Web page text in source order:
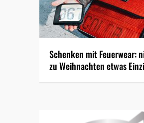
Schenken mit Feuerwear:
zu Weihnachten etwas